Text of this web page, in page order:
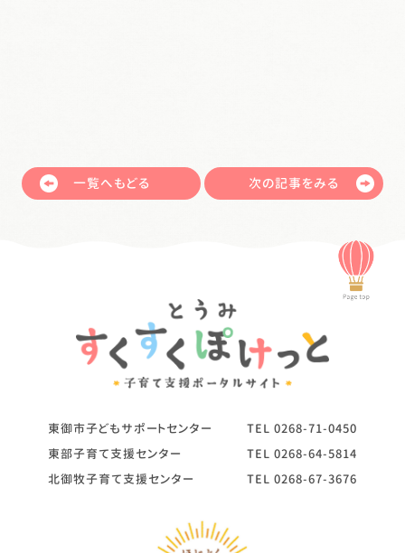
一覧へもどる 次の記事をみる
東御市子どもサポートセンター TEL 0268-71-0450
東部子育て支援センター
TEL 0268-64-5814
北御牧子育て支援センター
TEL 0268-67-3676